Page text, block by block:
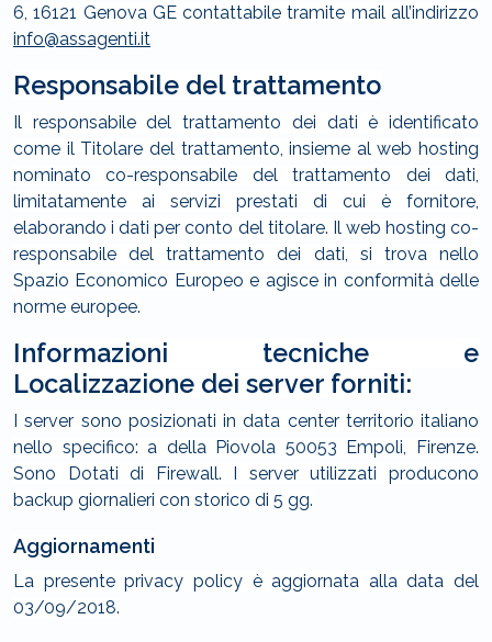
6, 16121 Genova GE contattabile tramite mail all’indirizzo
info@assagenti.it
Responsabile del trattamento
Il responsabile del trattamento dei dati è identificato
come il Titolare del trattamento, insieme al web hosting
nominato co-responsabile del trattamento dei dati,
limitatamente ai servizi prestati di cui è fornitore,
elaborando i dati per conto del titolare. Il web hosting co-
responsabile del trattamento dei dati, si trova nello
Spazio Economico Europeo e agisce in conformità delle
norme europee.
Informazioni tecniche e
Localizzazione dei server forniti:
I server sono posizionati in data center territorio italiano
nello specifico: a della Piovola 50053 Empoli, Firenze.
Sono Dotati di Firewall. I server utilizzati producono
backup giornalieri con storico di 5 gg.
Aggiornamenti
La presente privacy policy è aggiornata alla data del
03/09/2018.